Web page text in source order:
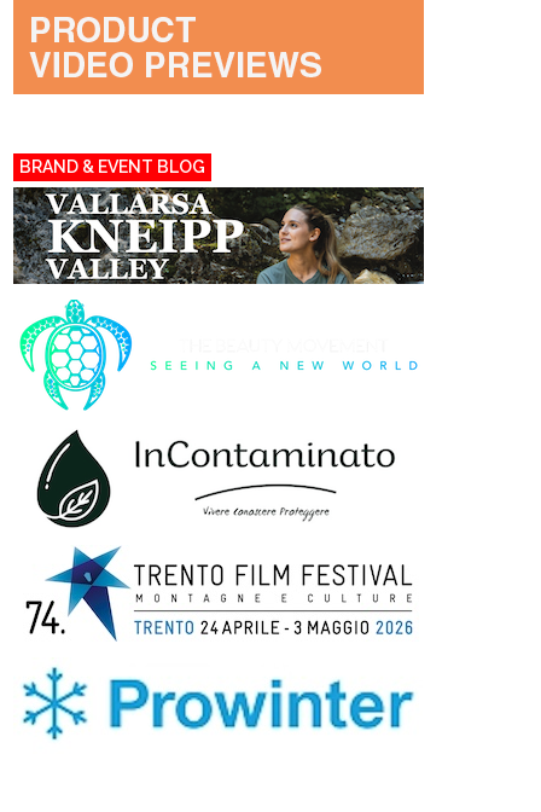
BRAND & EVENT BLOG